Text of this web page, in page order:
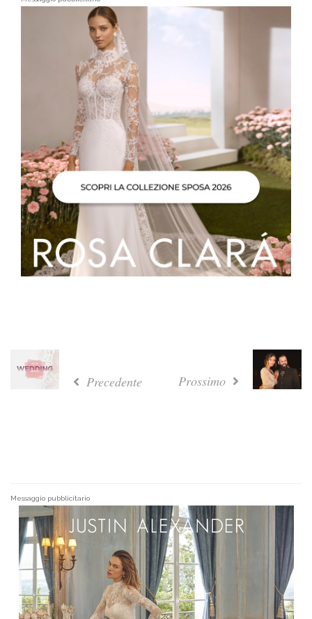
Precedente Prossimo
Messaggio pubblicitario